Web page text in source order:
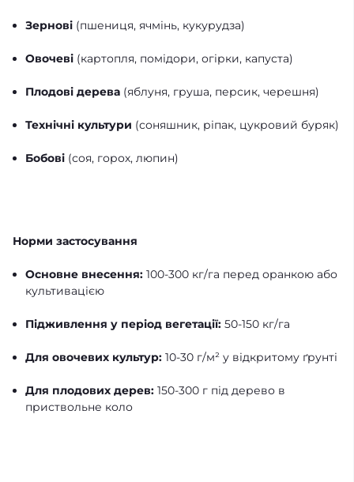
Зернові (пшениця, ячмінь, кукурудза)
Овочеві (картопля, помідори, огірки, капуста)
Плодові дерева (яблуня, груша, персик, черешня)
Технічні культури (соняшник, ріпак, цукровий буряк)
Бобові (соя, горох, люпин)
Норми застосування
Основне внесення: 100-300 кг/га перед оранкою або
культивацією
Підживлення у період вегетації: 50-150 кг/га
Для овочевих культур: 10-30 г/м² у відкритому ґрунті
Для плодових дерев: 150-300 г під дерево в
приствольне коло